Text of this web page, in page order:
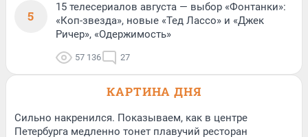
5
15 телесериалов августа — выбор «Фонтанки»:
«Коп-звезда», новые «Тед Лассо» и «Джек
Ричер», «Одержимость»
57 136 27
КАРТИНА ДНЯ
Сильно накренился. Показываем, как в центре
Петербурга медленно тонет плавучий ресторан